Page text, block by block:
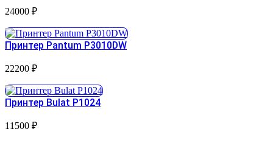
24000 ₽
Принтер Pantum P3010DW
22200 ₽
Принтер Bulat P1024
11500 ₽